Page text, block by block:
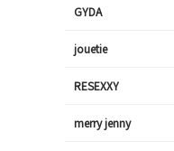
GYDA
jouetie
RESEXXY
merry jenny